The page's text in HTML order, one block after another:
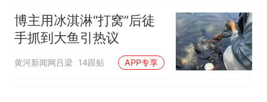
博主用冰淇淋“打窝”后徒
手抓到大鱼引热议
黄河新闻网吕梁 14跟贴 APP专享